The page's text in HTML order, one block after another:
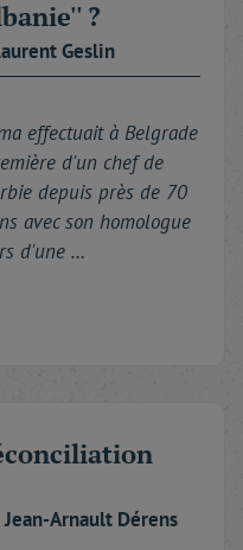
?
Geslin
effectuait à Belgrade
d'un chef de
depuis près de 70
avec son homologue
d'une …
Jean-Arnault Dérens